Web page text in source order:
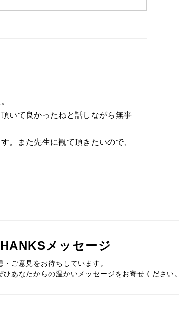
いて良かったねと話しながら無事
。また先生に観て頂きたいので、
メッセージ
ご意見をお待ちしています。
あなたからの温かいメッセージをお寄せください。